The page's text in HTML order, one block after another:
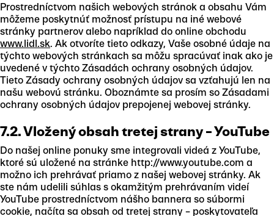
Prostredníctvom našich webových stránok a obsahu Vám
môžeme poskytnúť možnosť prístupu na iné webové
stránky partnerov alebo napríklad do online obchodu
www.lidl.sk. Ak otvoríte tieto odkazy, Vaše osobné údaje na
týchto webových stránkach sa môžu spracúvať inak ako je
uvedené v týchto Zásadách ochrany osobných údajov.
Tieto Zásady ochrany osobných údajov sa vzťahujú len na
našu webovú stránku. Oboznámte sa prosím so Zásadami
ochrany osobných údajov prepojenej webovej stránky.
7.2. Vložený obsah tretej strany – YouTube
Do našej online ponuky sme integrovali videá z YouTube,
ktoré sú uložené na stránke http://www.youtube.com a
možno ich prehrávať priamo z našej webovej stránky. Ak
ste nám udelili súhlas s okamžitým prehrávaním videí
YouTube prostredníctvom nášho bannera so súbormi
cookie, načíta sa obsah od tretej strany – poskytovateľa